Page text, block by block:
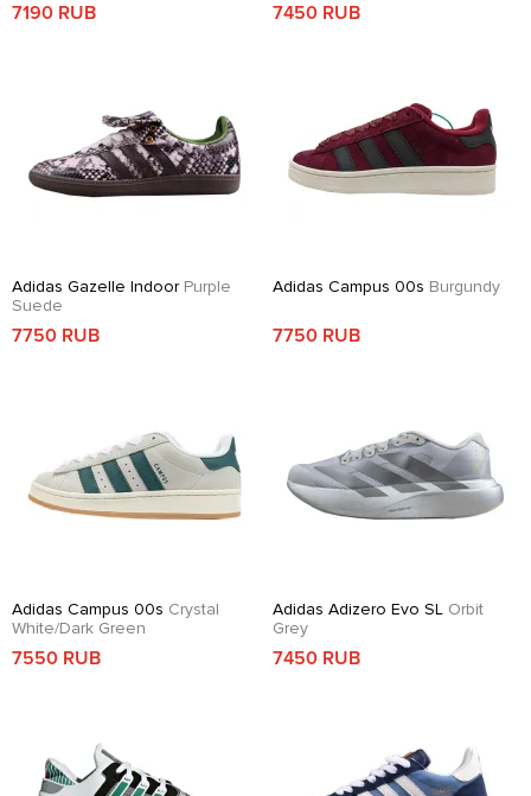
7190 RUB 7450 RUB
Adidas Gazelle Indoor Purple
Suede
7750 RUB
Adidas Campus 00s Burgundy
7750 RUB
Adidas Campus 00s Crystal
White/Dark Green
7550 RUB
Adidas Adizero Evo SL Orbit
Grey
7450 RUB